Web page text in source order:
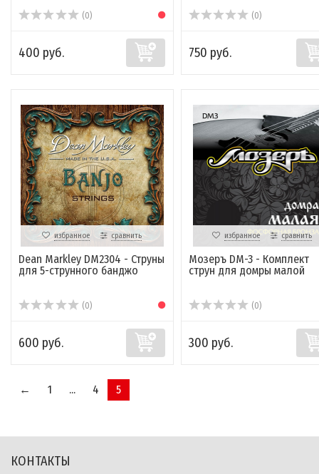
(0)
400 руб.
(0)
750 руб.
избранное сравнить
Dean Markley DM2304 - Струны
для 5-струнного банджо
(0)
600 руб.
избранное сравнить
Мозеръ DM-3 - Комплект
струн для домры малой
(0)
300 руб.
← 1 ... 4 5
КОНТАКТЫ